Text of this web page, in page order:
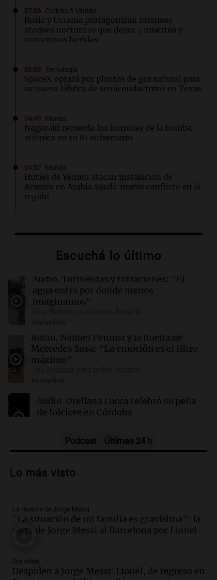
07:56 Cadena 3 Mundo
Rusia y Ucrania protagonizan intensos
ataques nocturnos que dejan 7 muertos y
numerosos heridos
06:03 Tecnología
SpaceX optará por plantas de gas natural para
su nueva fábrica de semiconductores en Texas
04:49 Mundo
Nagasaki recuerda los horrores de la bomba
atómica en su 81 aniversario
04:37 Mundo
Hutíes de Yemen atacan instalación de
Aramco en Arabia Saudí: nuevo conflicto en la
región
Incendios forestales en Indonesia: se
Bromo Tengger Semeru
Chipre iniciará suministro de gas natural a
Europa en marzo de 2028, según su ministro
02:13 Mundo
Más de 1.300 vuelos cancelados en Shanghái
ante la llegada del tifón Dolphin
02:03
Airbnb acelera el lanzamiento de funciones
gracias a la inteligencia artificial en su
Escuchá lo último
Audio. Tormentas y filtraciones: "El
agua entra por donde menos
imaginamos"
Episodios
Audio. Nahuel Pennisi y la huella de
Mercedes Sosa: "La emoción es el filtro
máximo".
Episodios
Audio. Orellana Lucca celebró su peña
de folclore en Córdoba
Audio.Trágico accidente en Mendoza:
vehículos desde un puente
Audio.Tragedia en Mendoza: un muerto
y cinco heridos tras caer dos autos desde
un puente
Episodios
Audio.Messi llegará esta noche a
Podcast Últimas 24 h
Lo más visto
La muerte de Jorge Messi
"La situación de mi familia es gravísima": la
carta de Jorge Messi al Barcelona por Lionel
Sociedad
Despiden a Jorge Messi: Lionel, de regreso en